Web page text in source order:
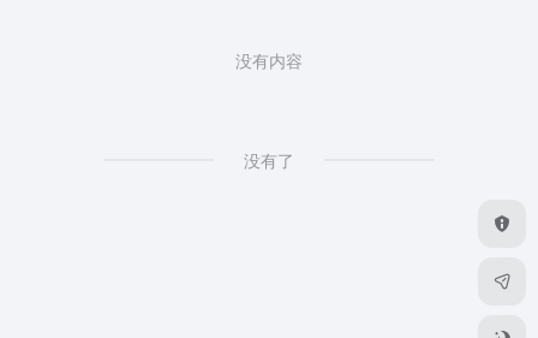
没有内容
没有了